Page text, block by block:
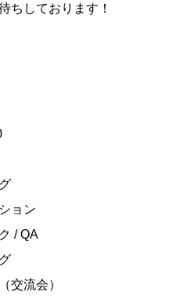
ちしております！
ョン
/ QA
交流会）